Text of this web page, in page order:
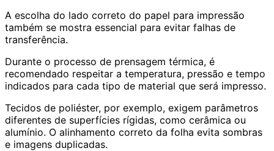
A escolha do lado correto do papel para impressão
também se mostra essencial para evitar falhas de
transferência.
Durante o processo de prensagem térmica, é
recomendado respeitar a temperatura, pressão e tempo
indicados para cada tipo de material que será impresso.
Tecidos de poliéster, por exemplo, exigem parâmetros
diferentes de superfícies rígidas, como cerâmica ou
alumínio. O alinhamento correto da folha evita sombras
e imagens duplicadas.